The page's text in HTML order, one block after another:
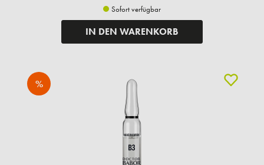
Sofort verfügbar
IN DEN WARENKORB
%